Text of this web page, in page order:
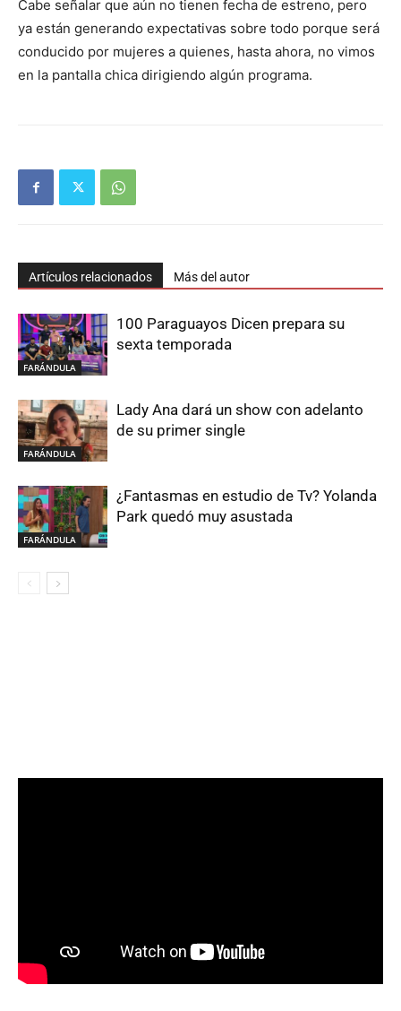
Cabe señalar que aún no tienen fecha de estreno, pero
ya están generando expectativas sobre todo porque será
conducido por mujeres a quienes, hasta ahora, no vimos
en la pantalla chica dirigiendo algún programa.
Artículos relacionados Más del autor
FARÁNDULA
100 Paraguayos Dicen prepara su
sexta temporada
FARÁNDULA
Lady Ana dará un show con adelanto
de su primer single
FARÁNDULA
¿Fantasmas en estudio de Tv? Yolanda
Park quedó muy asustada